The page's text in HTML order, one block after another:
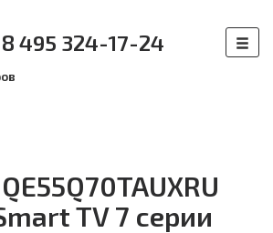
8 495 324-17-24
TV 7 серии